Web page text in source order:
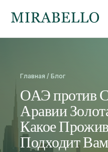
Главная / Блог
ОАЭ против
Аравии
Какое
Подходит